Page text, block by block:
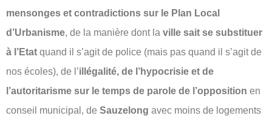
mensonges et contradictions sur le Plan Local
d’Urbanisme, de la manière dont la ville sait se substituer
à l’Etat quand il s’agit de police (mais pas quand il s’agit de
nos écoles), de l’illégalité, de l’hypocrisie et de
l’autoritarisme sur le temps de parole de l’opposition en
conseil municipal, de Sauzelong avec moins de logements